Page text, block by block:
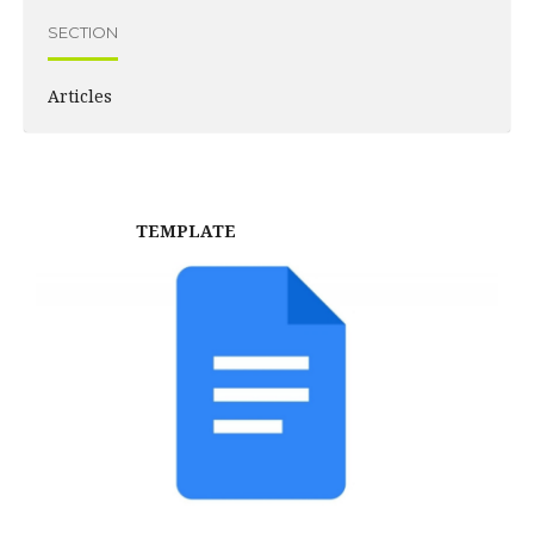
SECTION
Articles
TEMPLATE